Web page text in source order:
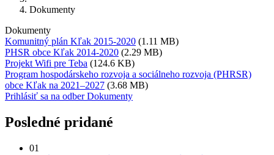
Dokumenty
Dokumenty
Komunitný plán Kľak 2015-2020 (1.11 MB)
PHSR obce Kľak 2014-2020 (2.29 MB)
Projekt Wifi pre Teba (124.6 KB)
Program hospodárskeho rozvoja a sociálneho rozvoja (PHRSR)
obce Kľak na 2021–2027 (3.68 MB)
Prihlásiť sa na odber Dokumenty
Posledné pridané
01